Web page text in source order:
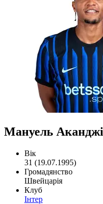
Мануель Аканджі
Вік
31 (19.07.1995)
Громадянство
Швейцарія
Клуб
Інтер